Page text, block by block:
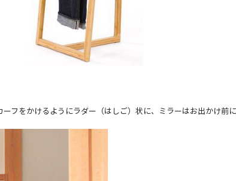
フをかけるようにラダー（はしご）状に、ミラーはお出かけ前